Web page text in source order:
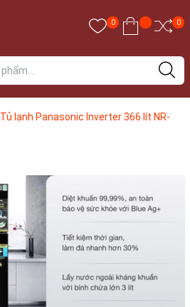
0 0
Tủ lạnh Panasonic Inverter 366 lít NR-